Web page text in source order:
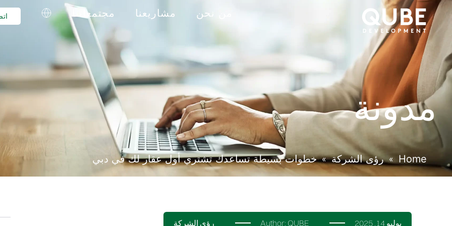
من نحن مشاريعنا مجتمعاتنا
مدونة
Home
» رؤى الشركة » خطوات بسيطة تساعدك تشتري أول عقار لك في دبي
يوليو 14, 2025 Author: QUBE رؤى الشركة